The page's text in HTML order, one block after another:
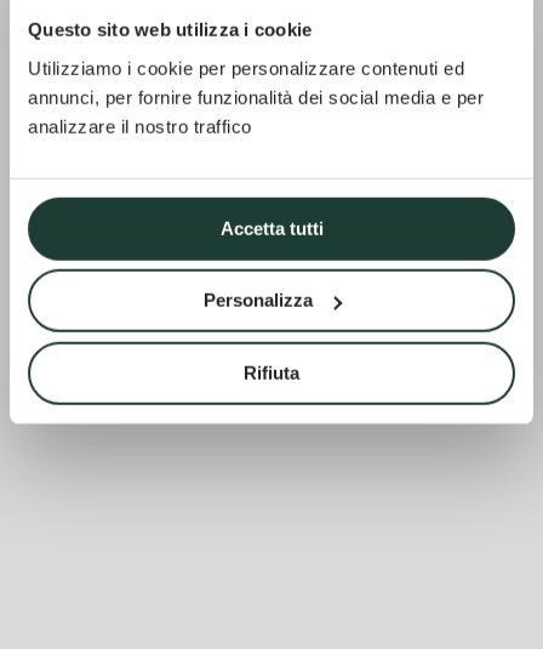
Questo sito web utilizza i cookie
Utilizziamo i cookie per personalizzare contenuti ed
annunci, per fornire funzionalità dei social media e per
analizzare il nostro traffico
Accetta tutti
Personalizza
Rifiuta